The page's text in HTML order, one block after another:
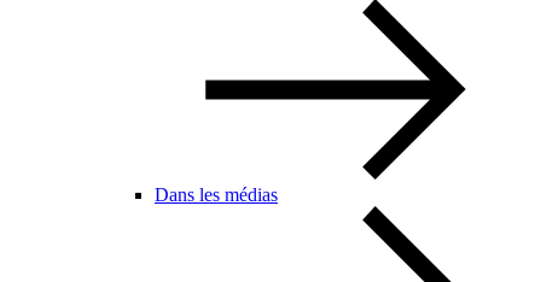
Dans les médias